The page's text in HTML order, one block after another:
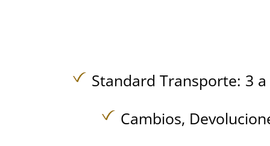
Standard Transporte: 3
Cambios,